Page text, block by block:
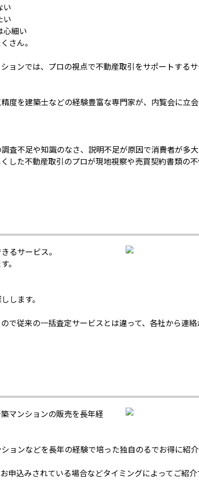
い
い
心細い
さん。
ョンでは、プロの視点で不動産取引をサポートするサ
度を建築士などの経験豊富な専門家が、内覧会に立
査不足や知識のなさ、説明不足が原因で消費者が多
した不動産取引のプロが現地視察や売買契約書類の
るサービス。
。
します。
で従来の一括査定サービスとは違って、各社から連
マンションの販売を長年経
ョンなどを長年の経験で培った独自のるでお得に紹介
込みされている場合などタイミングによってご紹介